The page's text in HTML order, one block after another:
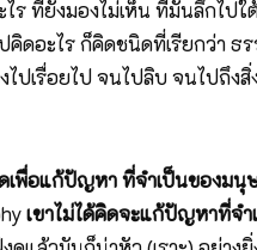
ร ที่ยังมองไม่เห็น ที่มันลึกไป
คิดอะไร ก็คิดชนิดที่เรียกว่า ธ
ปเรื่อยไป จนไปลิบ จนไปถึง
ดเพื่อแก้ปัญหา ที่จำเป็นของม
เขาไม่ได้คิดจะแก้ปัญหาที่จ